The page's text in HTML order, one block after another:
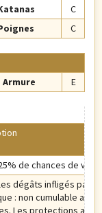
C
C
Armure E
de chances de
dégâts infligés par
: non cumulable
Les protections